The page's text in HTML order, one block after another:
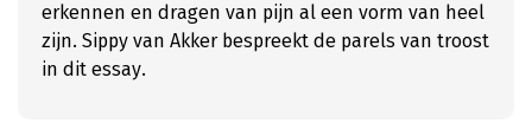
erkennen en dragen van pijn al een vorm van heel
zijn. Sippy van Akker bespreekt de parels van troost
in dit essay.